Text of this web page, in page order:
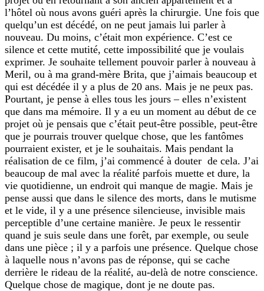
l’hôtel où nous avons guéri après la chirurgie. Une fois que
quelqu’un est décédé, on ne peut jamais lui parler à
nouveau. Du moins, c’était mon expérience. C’est ce
silence et cette mutité, cette impossibilité que je voulais
exprimer. Je souhaite tellement pouvoir parler à nouveau à
Meril, ou à ma grand-mère Brita, que j’aimais beaucoup et
qui est décédée il y a plus de 20 ans. Mais je ne peux pas.
Pourtant, je pense à elles tous les jours – elles n’existent
que dans ma mémoire. Il y a eu un moment au début de ce
projet où je pensais que c’était peut-être possible, peut-être
que je pourrais trouver quelque chose, que les fantômes
pourraient exister, et je le souhaitais. Mais pendant la
réalisation de ce film, j’ai commencé à douter de cela. J’ai
beaucoup de mal avec la réalité parfois muette et dure, la
vie quotidienne, un endroit qui manque de magie. Mais je
pense aussi que dans le silence des morts, dans le mutisme
et le vide, il y a une présence silencieuse, invisible mais
perceptible d’une certaine manière. Je peux le ressentir
quand je suis seule dans une forêt, par exemple, ou seule
dans une pièce ; il y a parfois une présence. Quelque chose
à laquelle nous n’avons pas de réponse, qui se cache
derrière le rideau de la réalité, au-delà de notre conscience.
Quelque chose de magique, dont je ne doute pas.